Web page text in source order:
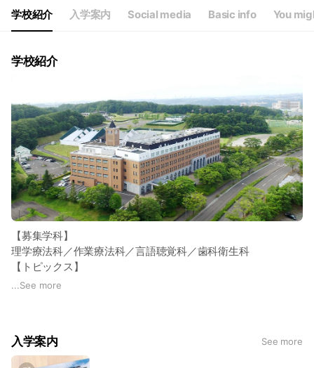
学校紹介 入学案内 Social media Basic info You
学校紹介
【募集学科】
理学療法科／作業療法科／言語聴覚科／歯科衛生科
【トピックス】
■2024年度国家試験 医療系3学科すべて100％を達成！（言語
サポート！ぜひオープンキャンパスにお越しください(^^)
...See more
入学案内 See more